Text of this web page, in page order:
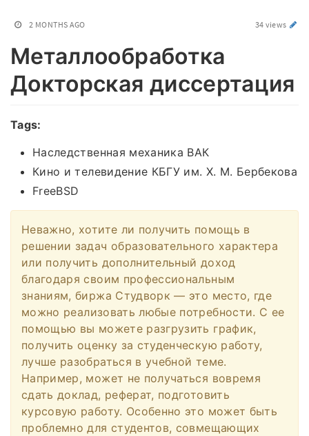
2 MONTHS AGO 34 views
Металлообработка
Докторская диссертация
Tags:
Наследственная механика ВАК
Кино и телевидение КБГУ им. Х. М. Бербекова
FreeBSD
Неважно, хотите ли получить помощь в
решении задач образовательного характера
или получить дополнительный доход
благодаря своим профессиональным
знаниям, биржа Студворк — это место, где
можно реализовать любые потребности. С ее
помощью вы можете разгрузить график,
получить оценку за студенческую работу,
лучше разобраться в учебной теме.
Например, может не получаться вовремя
сдать доклад, реферат, подготовить
курсовую работу. Особенно это может быть
проблемно для студентов, совмещающих